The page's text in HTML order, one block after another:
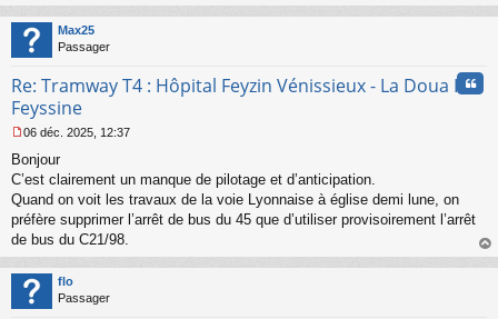
au
Max25
Passager
Re: Tramway T4 : Hôpital Feyzin Vénissieux - La Doua IUT
Feyssine
e
s
s
a
g
e
n
o
n
l
06 déc. 2025, 12:37
Bonjour
C’est clairement un manque de pilotage et d’anticipation.
Quand on voit les travaux de la voie Lyonnaise à église demi lune, on
préfère supprimer l’arrêt de bus du 45 que d’utiliser provisoirement l’arrêt
de bus du C21/98.
au
flo
Passager